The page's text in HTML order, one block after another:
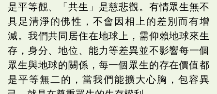
是平等觀、「共生」是慈悲觀。有情眾生無不
具足清淨的佛性，不會因相上的差別而有增
減。我們共同居住在地球上，需仰賴地球來生
存，身分、地位、能力等差異並不影響每一個
眾生與地球的關係，每一個眾生的存在價值都
是平等無二的，當我們能擴大心胸，包容異